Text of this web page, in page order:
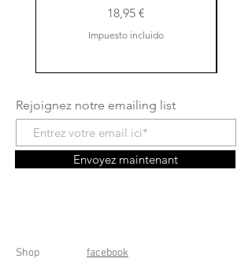
Precio
18,95 €
Impuesto incluido
Rejoignez notre emailing list
Envoyez maintenant
Shop
facebook